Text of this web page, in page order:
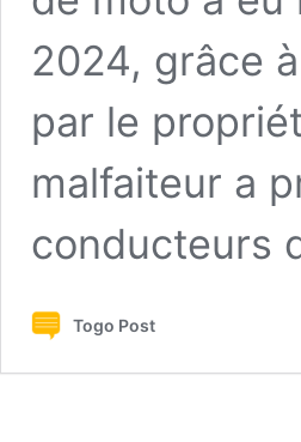
2024, grâce
par le
malfaiteur a
conducteurs
Togo Post